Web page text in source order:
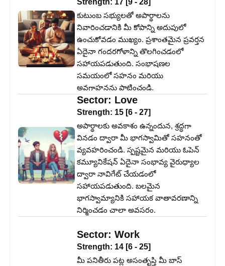
Strength: 17 9 - 28
కుటుంబ సభ్యులతో అపార్థాలను
నివారించడానికి మీ కోపాన్ని అదుపులో
ఉంచుకోవడం ముఖ్యం. ప్రశాంతమైన ప్రవర్తన
ఏదైనా గందరగోళాన్ని తొలగించడంలో
సహాయపడుతుంది. సంభాషణల
సమయంలో సహనం మరియు
అవగాహనను పాటించండి.
Sector: Love
Strength: 15 [6 - 27]
అపార్థాలకు అవకాశం ఉన్నందున, శ్రద్ధగా
వినడం ద్వారా మీ భాగస్వామితో సహనంతో
వ్యవహరించండి. స్పష్టమైన మరియు ఓపెన్
కమ్యూనికేషన్ ఏదైనా సంభావ్య వైరుధ్యాల
ద్వారా నావిగేట్ చేయడంలో
సహాయపడుతుంది. బలమైన
భాగస్వామ్యానికి సహాయక వాతావరణాన్ని
నిర్మించడం చాలా అవసరం.
Sector: Work
Strength: 14 [6 - 25]
మీ పనితీరు పట్ల అసంతృప్తి మీ బాస్